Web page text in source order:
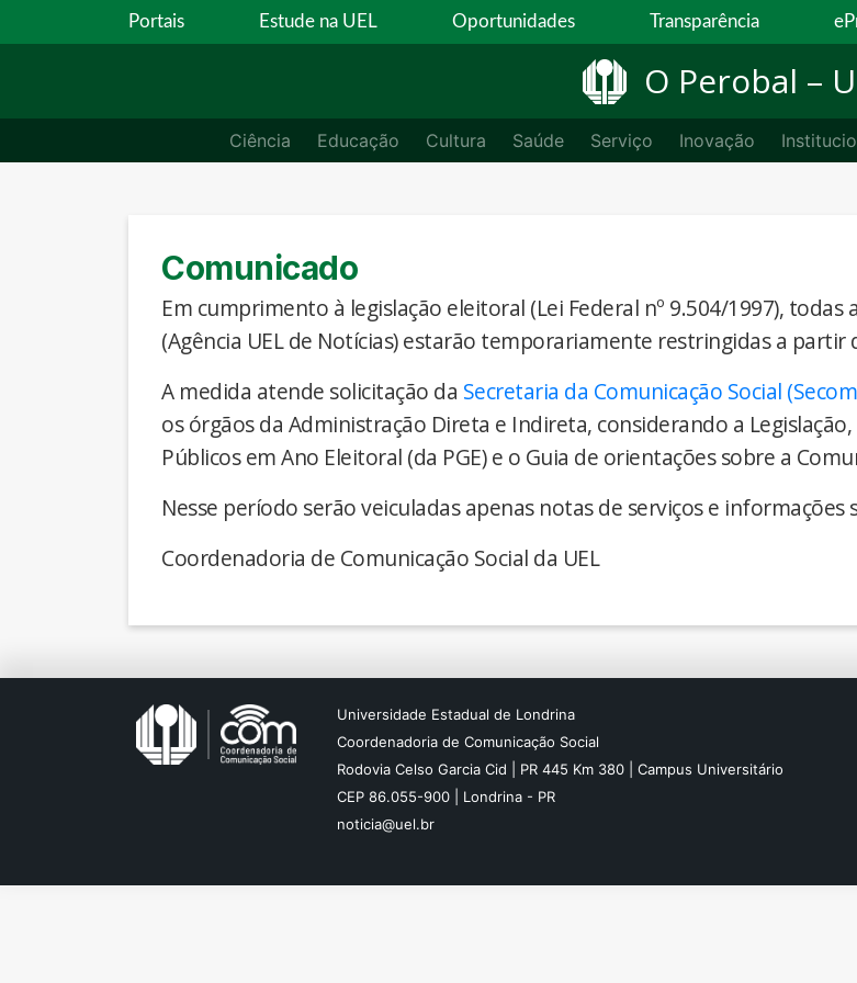
Portais Estude na UEL Oportunidades Transparência
O Perobal –
Ciência Educação Cultura Saúde Serviço Inovação
Comunicado
Em cumprimento à legislação eleitoral (Lei Federal nº 9.504/1997),
(Agência UEL de Notícias) estarão temporariamente restringidas a partir
A medida atende solicitação da Secretaria da Comunicação Social
os órgãos da Administração Direta e Indireta, considerando a
Públicos em Ano Eleitoral (da PGE) e o Guia de orientações sobre a
Nesse período serão veiculadas apenas notas de serviços e informações
Coordenadoria de Comunicação Social da UEL
Universidade Estadual de Londrina
Coordenadoria de Comunicação Social
Rodovia Celso Garcia Cid | PR 445 Km 380 | Campus Universitário
CEP 86.055-900 | Londrina - PR
noticia@uel.br